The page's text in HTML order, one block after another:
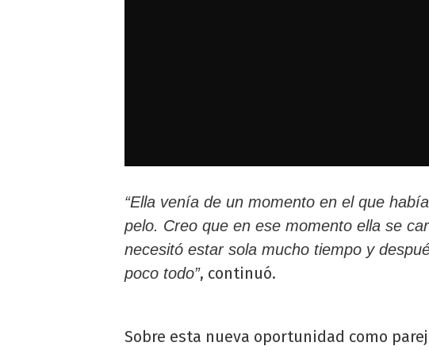
“Ella venía de un momento en el que
pelo. Creo que en ese momento ella se
necesitó estar sola mucho tiempo y
poco todo”, continuó.
Sobre esta nueva oportunidad como